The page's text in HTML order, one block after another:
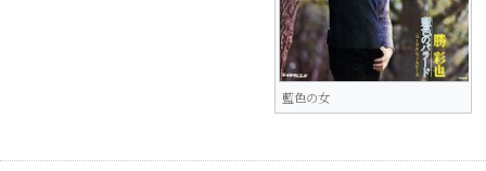
藍色の女